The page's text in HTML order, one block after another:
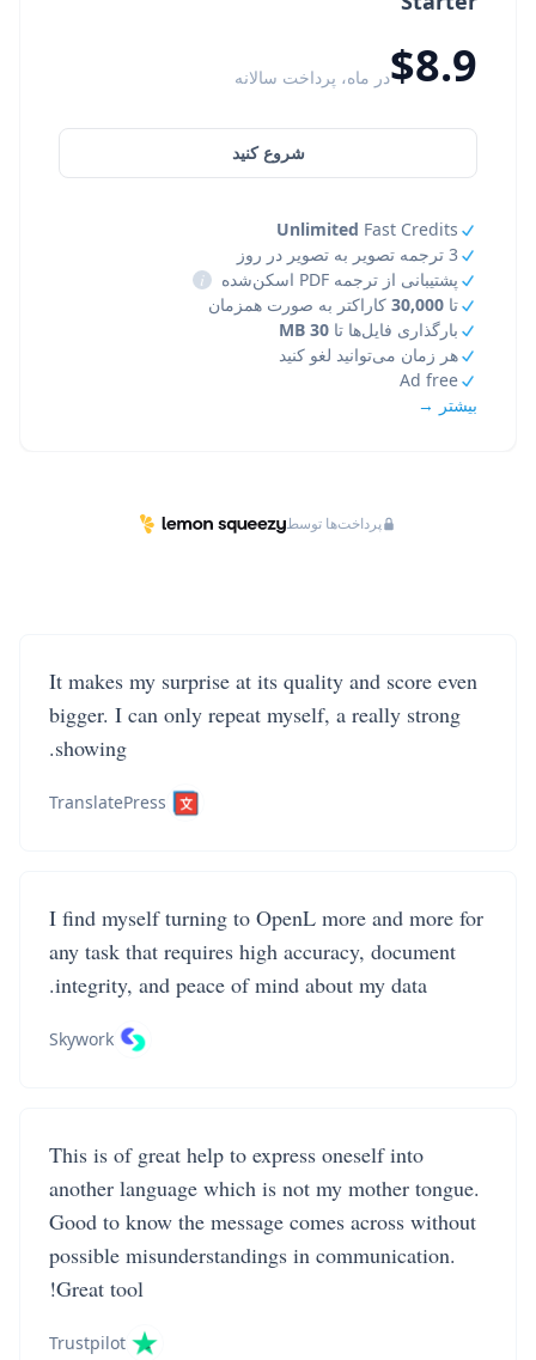
$8.9در ماه، پرداخت سالانه
شروع کنید
Unlimited Fast Credits
3 ترجمه تصویر به تصویر در روز
پشتیبانی از ترجمه PDF اسکن‌شده
i
تا 30,000 کاراکتر به صورت همزمان
بارگذاری فایل‌ها تا 30 MB
هر زمان می‌توانید لغو کنید
Ad free
بیشتر →
پرداخت‌ها توسط
It makes my surprise at its quality and score even
bigger. I can only repeat myself, a really strong
showing.
TranslatePress
I find myself turning to OpenL more and more for
any task that requires high accuracy, document
integrity, and peace of mind about my data.
Skywork
This is of great help to express oneself into
another language which is not my mother tongue.
Good to know the message comes across without
possible misunderstandings in communication.
Great tool!
Trustpilot